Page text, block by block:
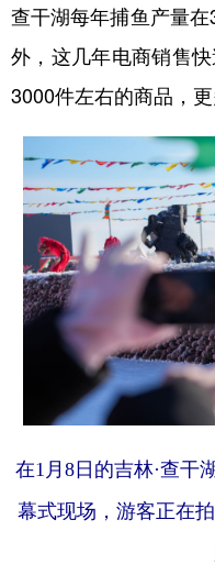
查干湖每年捕鱼产量
外，这几年电商销售
3000件左右的商品，
在1月8日的吉林·查干
幕式现场，游客正在